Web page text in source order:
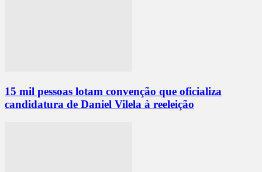
15 mil pessoas lotam convenção que oficializa
candidatura de Daniel Vilela à reeleição